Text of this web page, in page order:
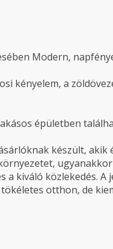
Modern,
kényelem, a
épületben
készült,
a kiváló közlekedés.
otthon, de